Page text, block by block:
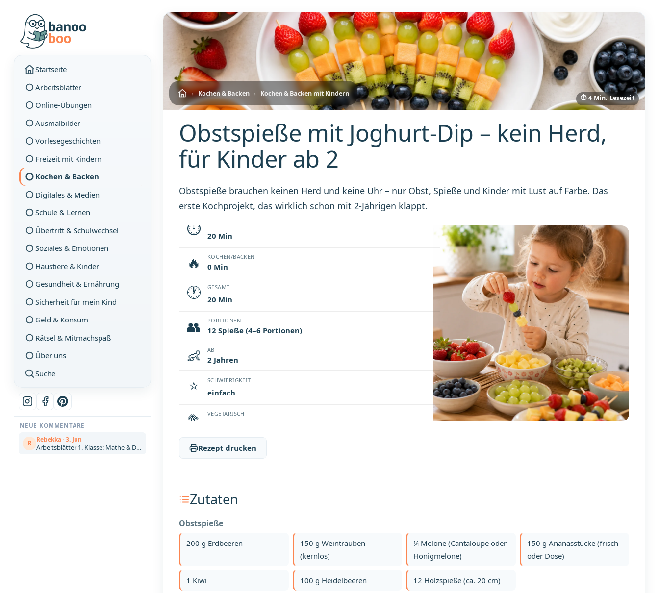
Startseite
Arbeitsblätter
Online-Übungen
Ausmalbilder
Vorlesegeschichten
Freizeit mit Kindern
Kochen & Backen
Digitales & Medien
Schule & Lernen
Übertritt & Schulwechsel
Soziales & Emotionen
Haustiere & Kinder
Gesundheit & Ernährung
Sicherheit für mein Kind
Geld & Konsum
Rätsel & Mitmachspaß
Über uns
Suche
NEUE KOMMENTARE
R Rebekka · 3. Jun
Arbeitsblätter 1. Klasse: Mathe & Deutsch kostenlos zum Ausdrucken (Artikel)
› Kochen & Backen › Kochen & Backen mit Kindern
⏱ 4 Min. Lesezeit
Obstspieße mit Joghurt-Dip – kein Herd,
für Kinder ab 2
Obstspieße brauchen keinen Herd und keine Uhr – nur Obst, Spieße und Kinder mit Lust auf Farbe. Das
erste Kochprojekt, das wirklich schon mit 2-Jährigen klappt.
⏱ 20 Min
🔥 KOCHEN/BACKEN
0 Min
🕐 GESAMT
20 Min
👥 PORTIONEN
12 Spieße (4–6 Portionen)
👶 AB
2 Jahren
⭐ SCHWIERIGKEIT
einfach
🥦 VEGETARISCH
ja
Rezept drucken
Zutaten
Obstspieße
200 g Erdbeeren
150 g Weintrauben
(kernlos)
¼ Melone (Cantaloupe oder
Honigmelone)
150 g Ananasstücke (frisch
oder Dose)
1 Kiwi 100 g Heidelbeeren 12 Holzspieße (ca. 20 cm)